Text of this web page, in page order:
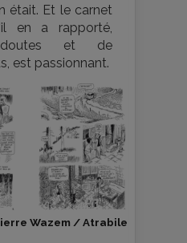
était. Et le carnet
en a rapporté,
et de
est passionnant.
Wazem / Atrabile